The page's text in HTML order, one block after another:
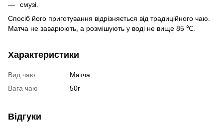
смузі.
Спосіб його приготування відрізняється від традиційного чаю.
Матча не заварюють, а розмішують у воді не вище 85 ℃.
Характеристики
Вид чаю
Матча
Вага чаю
50г
Відгуки